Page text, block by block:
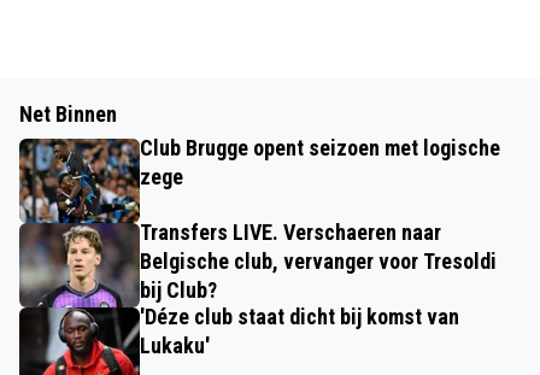
Net Binnen
Club Brugge opent seizoen met logische
zege
Transfers LIVE. Verschaeren naar
Belgische club, vervanger voor Tresoldi
bij Club?
'Déze club staat dicht bij komst van
Lukaku'